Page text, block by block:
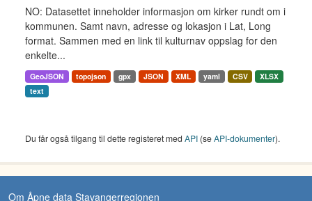
NO: Datasettet inneholder informasjon om kirker rundt om i
kommunen. Samt navn, adresse og lokasjon i Lat, Long
format. Sammen med en link til kulturnav oppslag for den
enkelte...
GeoJSON topojson gpx JSON XML yaml CSV
XLSX
text
Du får også tilgang til dette registeret med API (seAPI-dokumenter).
Om Åpne data Stavangerregionen